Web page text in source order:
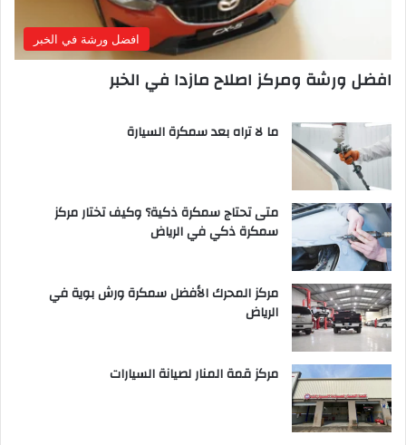
افضل ورشة في الخبر
افضل ورشة ومركز اصلاح مازدا في الخبر
ما لا تراه بعد سمكرة السيارة
متى تحتاج سمكرة ذكية؟ وكيف تختار مركز
سمكرة ذكي في الرياض
مركز المحرك الأفضل سمكرة ورش بوية في
الرياض
مركز قمة المنار لصيانة السيارات